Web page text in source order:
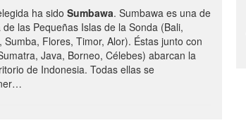
ha sido Sumbawa. Sumbawa es una de
las Pequeñas Islas de la Sonda (Bali,
Sumba, Flores, Timor, Alor). Éstas junto con
Java, Borneo, Célebes) abarcan la
de Indonesia. Todas ellas se